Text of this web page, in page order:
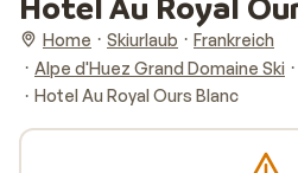
Home Skiurlaub
Frankreich
Alpe d'Huez Grand Domaine Ski
Hotel Au Royal Ours Blanc